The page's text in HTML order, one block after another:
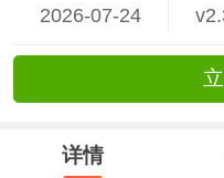
2026-07-24
立
详情